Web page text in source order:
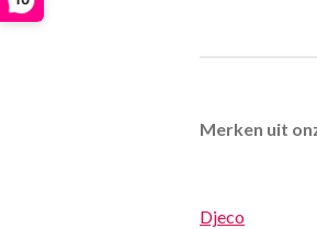
Merken uit
Djeco